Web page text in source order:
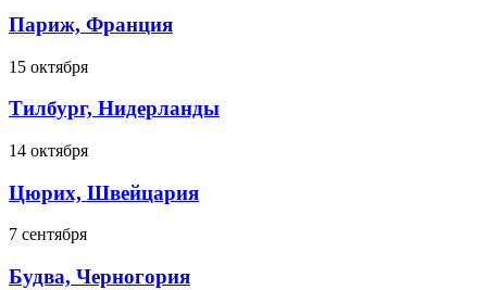
Париж, Франция
15 октября
Тилбург, Нидерланды
14 октября
Цюрих, Швейцария
7 сентября
Будва, Черногория